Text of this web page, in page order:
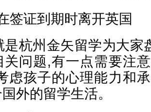
签证到期时离开英国
是杭州金矢留学为大家
关问题,有一点需要注
虑孩子的心理能力和
外的留学生活。